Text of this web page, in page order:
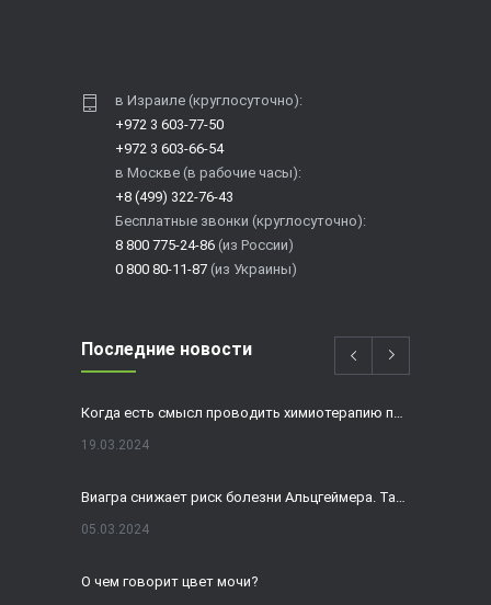
в Израиле (круглосуточно):
+972 3 603-77-50
+972 3 603-66-54
в Москве (в рабочие часы):
+8 (499) 322-76-43
Бесплатные звонки (круглосуточно):
8 800 775-24-86 (из России)
0 800 80-11-87 (из Украины)
Последние новости
19.03.2024
05.03.2024
О чем говорит цвет мочи?